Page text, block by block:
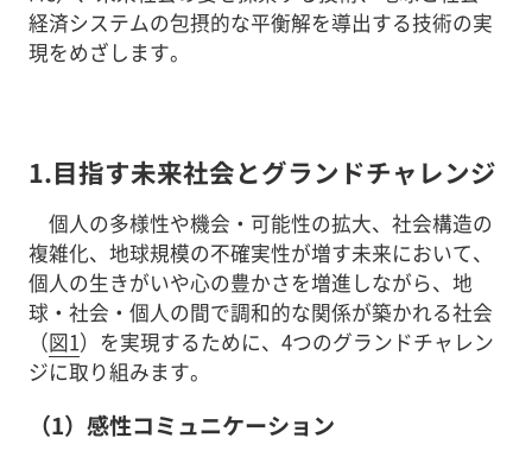
経済システムの包摂的な平衡解を導出する技術の実
現をめざします。
1.目指す未来社会とグランドチャレンジ
個人の多様性や機会・可能性の拡大、社会構造の
複雑化、地球規模の不確実性が増す未来において、
個人の生きがいや心の豊かさを増進しながら、地
球・社会・個人の間で調和的な関係が築かれる社会
（図1）を実現するために、4つのグランドチャレン
ジに取り組みます。
（1）感性コミュニケーション